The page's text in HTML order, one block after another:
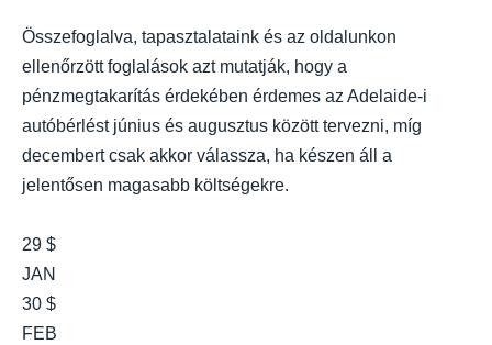
Összefoglalva, tapasztalataink és az oldalunkon
ellenőrzött foglalások azt mutatják, hogy a
pénzmegtakarítás érdekében érdemes az Adelaide-i
autóbérlést június és augusztus között tervezni, míg
decembert csak akkor válassza, ha készen áll a
jelentősen magasabb költségekre.
29 $
JAN
30 $
FEB